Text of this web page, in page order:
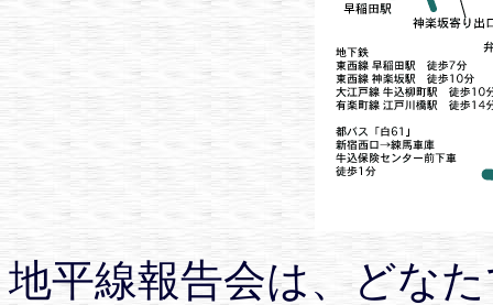
地平線報告会は、どな